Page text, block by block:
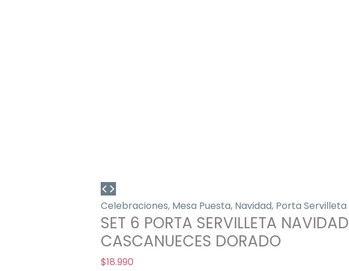
Celebraciones, Mesa Puesta, Navidad, Porta Servilleta
SET 6 PORTA SERVILLETA NAVIDAD
CASCANUECES DORADO
$18.990